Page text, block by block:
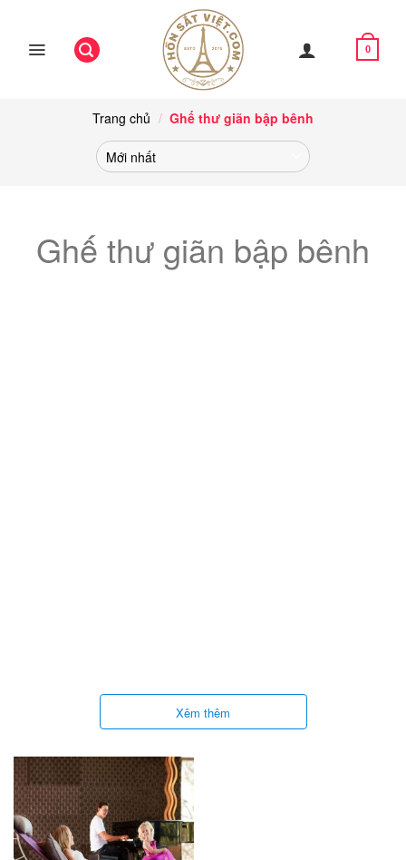
content
0
Trang chủ / Ghế thư giãn bập bênh
Ghế thư giãn bập bênh
Xêm thêm